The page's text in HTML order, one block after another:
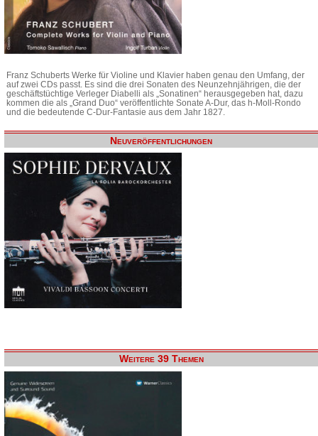
Franz Schuberts Werke für Violine und Klavier haben genau den Umfang, der
auf zwei CDs passt. Es sind die drei Sonaten des Neunzehnjährigen, die der
geschäftstüchtige Verleger Diabelli als „Sonatinen“ herausgegeben hat, dazu
kommen die als „Grand Duo“ veröffentlichte Sonate A-Dur, das h-Moll-Rondo
und die bedeutende C-Dur-Fantasie aus dem Jahr 1827.
Neuveröffentlichungen
Weitere 39 Themen